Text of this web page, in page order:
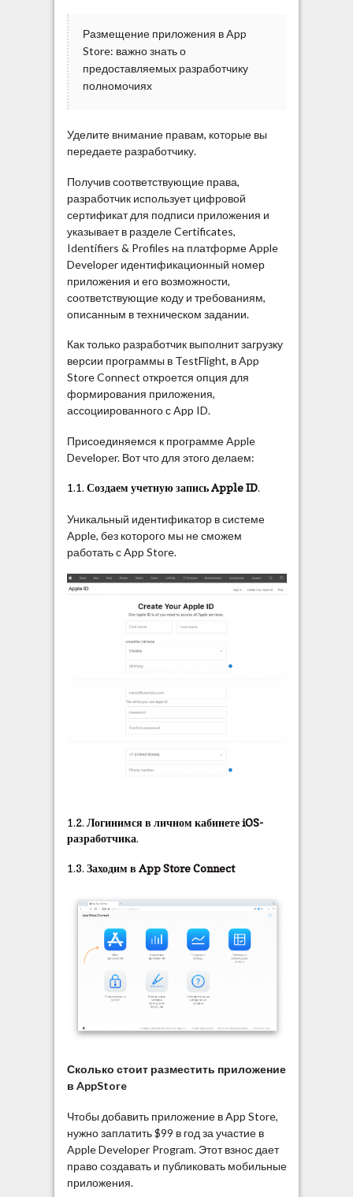
Размещение приложения в App
Store: важно знать о
предоставляемых разработчику
полномочиях
Уделите внимание правам, которые вы
передаете разработчику.
Получив соответствующие права,
разработчик использует цифровой
сертификат для подписи приложения и
указывает в разделе Certificates,
Identifiers & Profiles на платформе Apple
Developer идентификационный номер
приложения и его возможности,
соответствующие коду и требованиям,
описанным в техническом задании.
Как только разработчик выполнит загрузку
версии программы в TestFlight, в App
Store Connect откроется опция для
формирования приложения,
ассоциированного с App ID.
Присоединяемся к программе Apple
Developer. Вот что для этого делаем:
1.1. Создаем учетную запись Apple ID.
Уникальный идентификатор в системе
Apple, без которого мы не сможем
работать с App Store.
1.2. Логинимся в личном кабинете iOS-
разработчика.
1.3. Заходим в App Store Connect
Сколько стоит разместить приложение
в AppStore
Чтобы добавить приложение в App Store,
нужно заплатить $99 в год за участие в
Apple Developer Program. Этот взнос дает
право создавать и публиковать мобильные
приложения.